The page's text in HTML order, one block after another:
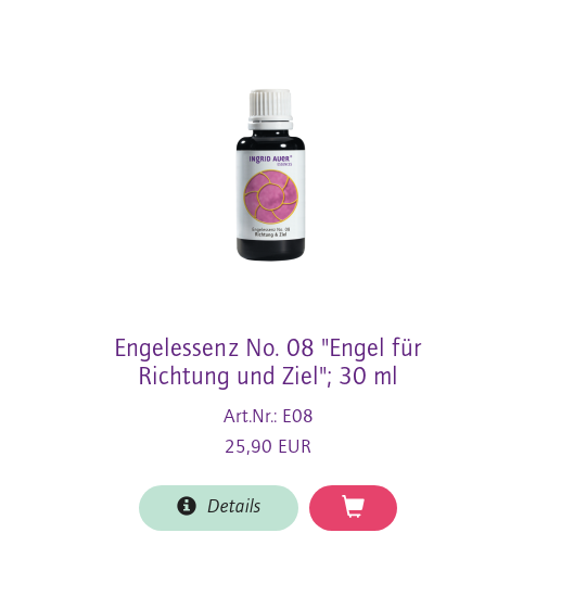
Engelessenz No. 08 "Engel für
Richtung und Ziel"; 30 ml
Art.Nr.: E08
25,90 EUR
Details